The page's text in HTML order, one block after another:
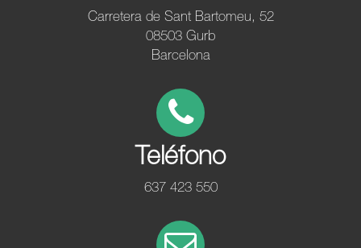
Carretera de Sant Bartomeu, 52
08503 Gurb
Barcelona
Teléfono
637 423 550